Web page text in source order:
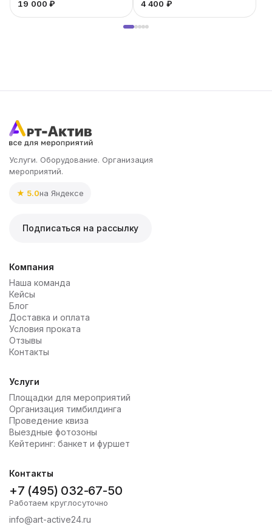
19 000 ₽
4 400 ₽
Услуги. Оборудование. Организация
мероприятий.
★ 5.0на Яндексе
Подписаться на рассылку
Компания
Наша команда
Кейсы
Блог
Доставка и оплата
Условия проката
Отзывы
Контакты
Услуги
Площадки для мероприятий
Организация тимбилдинга
Проведение квиза
Выездные фотозоны
Кейтеринг: банкет и фуршет
Контакты
+7 (495) 032-67-50
Работаем круглосуточно
info@art-active24.ru